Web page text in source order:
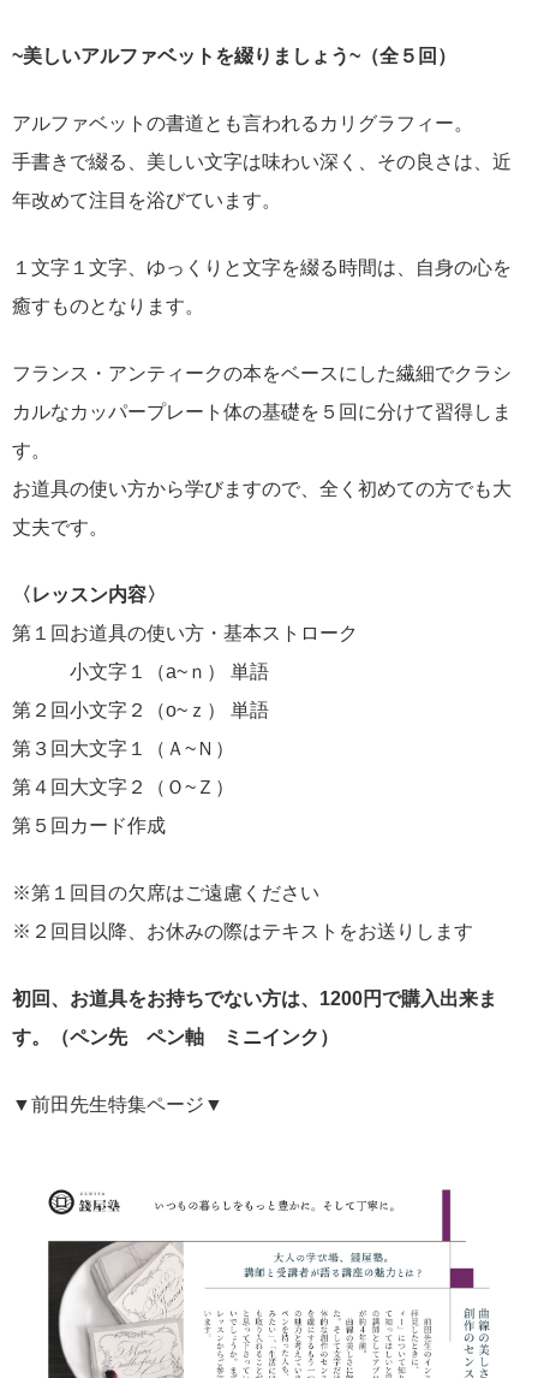
~美しいアルファベットを綴りましょう~（全５回）
アルファベットの書道とも言われるカリグラフィー。
手書きで綴る、美しい文字は味わい深く、その良さは、近
年改めて注目を浴びています。
１文字１文字、ゆっくりと文字を綴る時間は、自身の心を
癒すものとなります。
フランス・アンティークの本をベースにした繊細でクラシ
カルなカッパープレート体の基礎を５回に分けて習得しま
す。
お道具の使い方から学びますので、全く初めての方でも大
丈夫です。
〈レッスン内容〉
第１回お道具の使い方・基本ストローク
小文字１（a~ｎ） 単語
第２回小文字２（o~ｚ） 単語
第３回大文字１（Ａ~Ｎ）
第４回大文字２（Ｏ~Ｚ）
第５回カード作成
※第１回目の欠席はご遠慮ください
※２回目以降、お休みの際はテキストをお送りします
初回、お道具をお持ちでない方は、1200円で購入出来ま
す。（ペン先 ペン軸 ミニインク）
▼前田先生特集ページ▼